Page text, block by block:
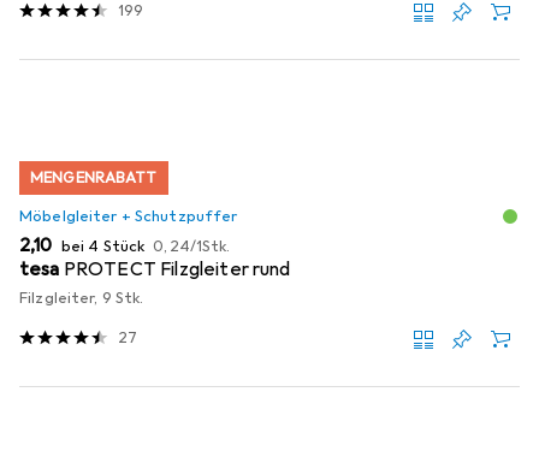
199
MENGENRABATT
Möbelgleiter + Schutzpuffer
EUR
2,10 bei 4 Stück EUR
0,24/1Stk.
tesa PROTECT Filzgleiter rund
Filzgleiter, 9 Stk.
27